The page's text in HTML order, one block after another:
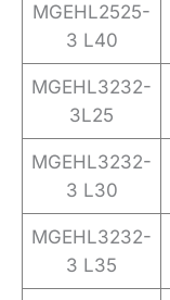
MGEHL2525-
3 L40
MGEHL3232-
3L25
MGEHL3232-
3 L30
MGEHL3232-
3 L35